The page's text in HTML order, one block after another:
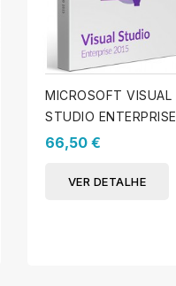
MICROSOFT VISUAL
STUDIO ENTERPRISE
2015
66,50 €
VER DETALHE